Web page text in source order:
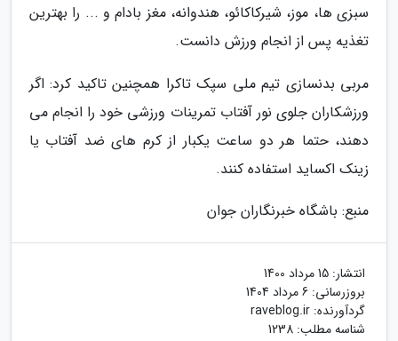
سبزی ها، موز، شیرکاکائو، هندوانه، مغز بادام و ... را بهترین
تغذیه پس از انجام ورزش دانست.
مربی بدنسازی تیم ملی سپک تاکرا همچنین تاکید کرد: اگر
ورزشکاران جلوی نور آفتاب تمرینات ورزشی خود را انجام می
دهند، حتما هر دو ساعت یکبار از کرم های ضد آفتاب یا
زینک اکساید استفاده کنند.
منبع: باشگاه خبرنگاران جوان
انتشار: 15 مرداد 1400
بروزرسانی: 6 مرداد 1404
گردآورنده: raveblog.ir
شناسه مطلب: 1238